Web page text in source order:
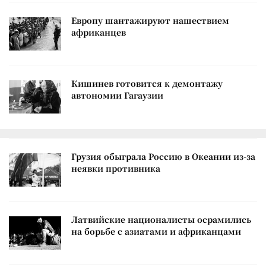
Европу шантажируют нашествием
африканцев
Кишинев готовится к демонтажу
автономии Гагаузии
Грузия обыграла Россию в Океании из-за
неявки противника
Латвийские националисты осрамились
на борьбе с азиатами и африканцами